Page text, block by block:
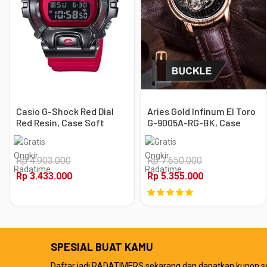
Casio G-Shock Red Dial
Red Resin, Case Soft
Black
Rp 4.903.000
Rp 3.433.000
Aries Gold Infinum El Toro
G-9005A-RG-BK, Case
Rose Gold
Rp 7.650.000
Rp 5.355.000
SPESIAL BUAT KAMU